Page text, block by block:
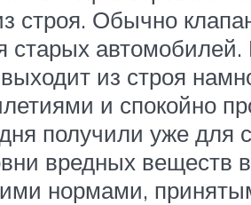
строя. Обычно
старых
из строя
и спокойно
получили уже для
вредных
нормами,